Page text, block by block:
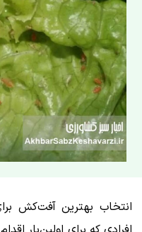
انتخاب بهترین آفت‌کش